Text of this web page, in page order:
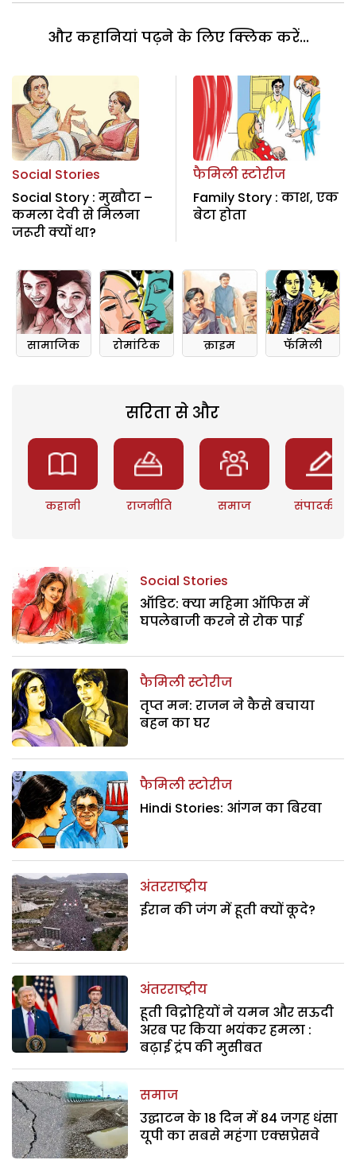
और कहानियां पढ़ने के लिए क्लिक करें...
Social Stories
Social Story : मुखौटा –
कमला देवी से मिलना
जरूरी क्यों था?
फैमिली स्टोरीज
Family Story : काश, एक
बेटा होता
सामाजिक रोमांटिक क्राइम फॅमिली
सरिता से और
कहानी राजनीति समाज संपादकीय
Social Stories
ऑडिट: क्या महिमा ऑफिस में
घपलेबाजी करने से रोक पाई
फैमिली स्टोरीज
तृप्त मन: राजन ने कैसे बचाया
बहन का घर
फैमिली स्टोरीज
Hindi Stories: आंगन का बिरवा
अंतरराष्ट्रीय
ईरान की जंग में हूती क्यों कूदे?
अंतरराष्ट्रीय
हूती विद्रोहियों ने यमन और सऊदी
अरब पर किया भयंकर हमला :
बढ़ाई ट्रंप की मुसीबत
समाज
उद्घाटन के 18 दिन में 84 जगह धंसा
यूपी का सबसे महंगा एक्सप्रेसवे